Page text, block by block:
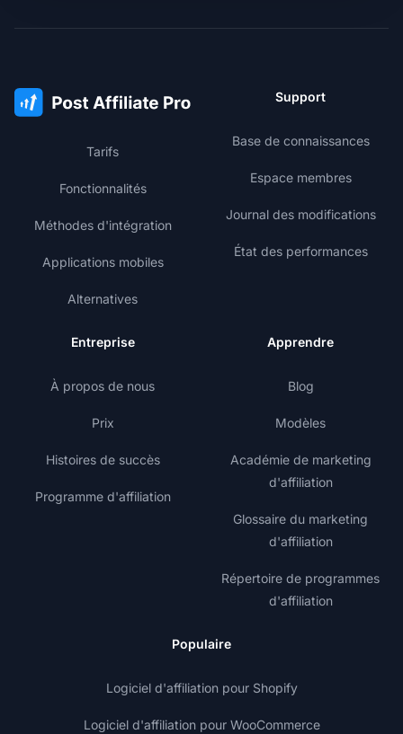
Tarifs
Fonctionnalités
Méthodes d'intégration
Applications mobiles
Alternatives
Support
Base de connaissances
Espace membres
Journal des modifications
État des performances
Entreprise
À propos de nous
Prix
Histoires de succès
Programme d'affiliation
Apprendre
Blog
Modèles
Académie de marketing
d'affiliation
Glossaire du marketing
d'affiliation
Répertoire de programmes
d'affiliation
Populaire
Logiciel d'affiliation pour Shopify
Logiciel d'affiliation pour WooCommerce